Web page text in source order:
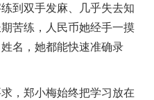
到双手发麻、几乎失去知
苦练，人民币她经手一摸
名，她都能快速准确录
郑小梅始终把学习放在